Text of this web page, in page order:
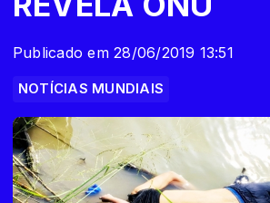
Publicado em 28/06/2019 13:51
NOTÍCIAS MUNDIAIS